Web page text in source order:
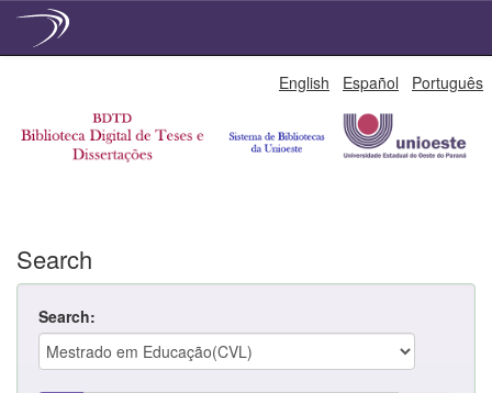
English Español Português
Search
Search: